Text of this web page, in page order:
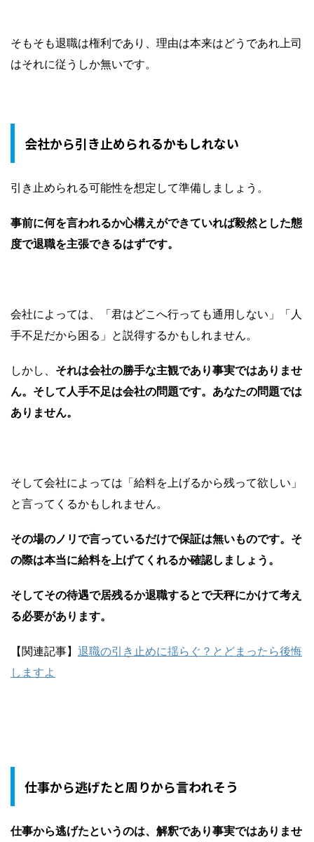
そもそも退職は権利であり、理由は本来はどうであれ上司
はそれに従うしか無いです。
会社から引き止められるかもしれない
引き止められる可能性を想定して準備しましょう。
事前に何を言われるか心構えができていれば毅然とした態
度で退職を主張できるはずです。
会社によっては、「君はどこへ行っても通用しない」「人
手不足だから困る」と説得するかもしれません。
しかし、 それは会社の勝手な主観であり事実ではありませ
ん。そして人手不足は会社の問題です。あなたの問題では
ありません。
そして会社によっては「給料を上げるから残って欲しい」
と言ってくるかもしれません。
その場のノリで言っているだけで保証は無いものです。そ
の際は本当に給料を上げてくれるか確認しましょう。
そしてその待遇で居残るか退職するとで天秤にかけて考え
る必要があります。
【関連記事】 退職の引き止めに揺らぐ？とどまったら後悔
しますよ
仕事から逃げたと周りから言われそう
仕事から逃げたというのは、解釈であり事実ではありませ